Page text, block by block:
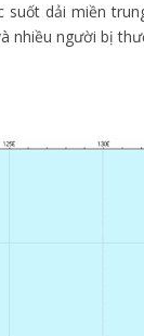
suốt dải miền
nhiều người bị